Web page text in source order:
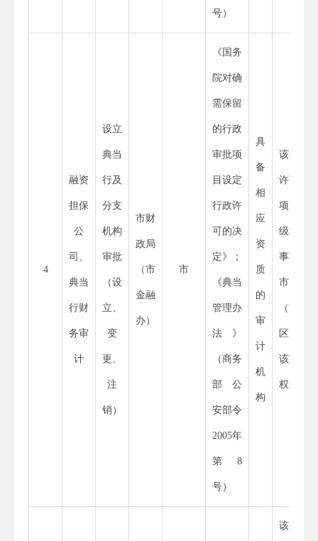
号）
4
融资
担保
公
司、
典当
行财
务审
计
设立
典当
行及
分支
机构
审批
（设
立、
变
更、
注
销）
市财
政局
（市
金融
办）
市
《国务
院对确
需保留
的行政
审批项
目设定
行政许
可的决
定》；
《典当
管理办
法》
（商务
部 公
安部令
2005年
第 8
号）
具
备
相
应
资
质
的
审
计
机
构
该行政
许可事
项为省
级权限
事项，
市、县
（市、
区）无
该事项
权限
该行政